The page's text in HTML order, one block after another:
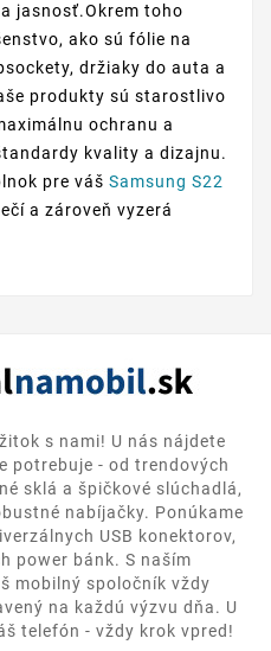
jasnosť.Okrem toho
ako sú fólie na
držiaky do auta a
produkty sú starostlivo
ochranu a
kvality a dizajnu.
pre váš Samsung S22
a zároveň vyzerá
s nami! U nás nájdete
potrebuje - od trendových
sklá a špičkové slúchadlá,
nabíjačky. Ponúkame
USB konektorov,
power bánk. S naším
mobilný spoločník vždy
na každú výzvu dňa. U
telefón - vždy krok vpred!